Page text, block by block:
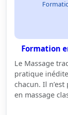
Formation
Le Massage
pratique
chacun. Il n’est
en massage